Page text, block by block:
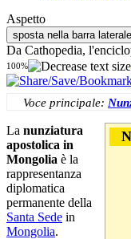
Aspetto
sposta nella barra laterale
Da Cathopedia,
100%
Voce principale:
La nunziatura
apostolica in
Mongolia è la
rappresentanza
diplomatica
permanente della
Santa Sede in
Mongolia.